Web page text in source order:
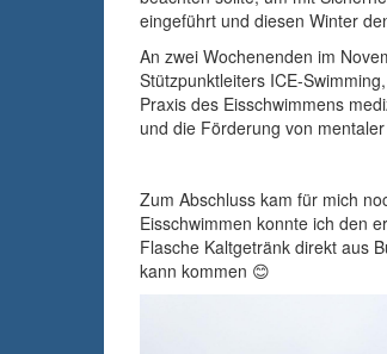
eingeführt und diesen Winter
An zwei Wochenenden im
Stützpunktleiters ICE-
Praxis des Eisschwimmens
und die Förderung von
Zum Abschluss kam für mich
Eisschwimmen konnte ich den
Flasche Kaltgetränk direkt aus
kann kommen 😊